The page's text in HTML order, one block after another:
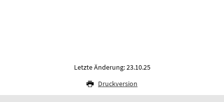
Letzte Änderung: 23.10.25
Druckversion